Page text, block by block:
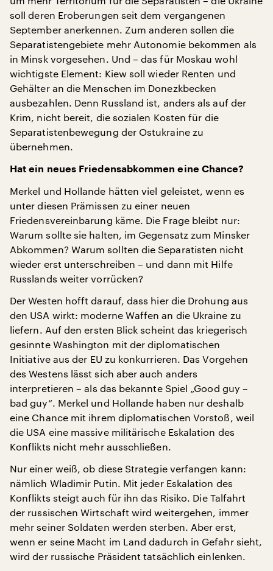
soll deren Eroberungen seit dem vergangenen
September anerkennen. Zum anderen sollen die
Separatistengebiete mehr Autonomie bekommen als
in Minsk vorgesehen. Und – das für Moskau wohl
wichtigste Element: Kiew soll wieder Renten und
Gehälter an die Menschen im Donezkbecken
ausbezahlen. Denn Russland ist, anders als auf der
Krim, nicht bereit, die sozialen Kosten für die
Separatistenbewegung der Ostukraine zu
übernehmen.
Hat ein neues Friedensabkommen eine Chance?
Merkel und Hollande hätten viel geleistet, wenn es
unter diesen Prämissen zu einer neuen
Friedensvereinbarung käme. Die Frage bleibt nur:
Warum sollte sie halten, im Gegensatz zum Minsker
Abkommen? Warum sollten die Separatisten nicht
wieder erst unterschreiben – und dann mit Hilfe
Russlands weiter vorrücken?
Der Westen hofft darauf, dass hier die Drohung aus
den USA wirkt: moderne Waffen an die Ukraine zu
liefern. Auf den ersten Blick scheint das kriegerisch
gesinnte Washington mit der diplomatischen
Initiative aus der EU zu konkurrieren. Das Vorgehen
des Westens lässt sich aber auch anders
interpretieren – als das bekannte Spiel „Good guy –
bad guy“. Merkel und Hollande haben nur deshalb
eine Chance mit ihrem diplomatischen Vorstoß, weil
die USA eine massive militärische Eskalation des
Konflikts nicht mehr ausschließen.
Nur einer weiß, ob diese Strategie verfangen kann:
nämlich Wladimir Putin. Mit jeder Eskalation des
Konflikts steigt auch für ihn das Risiko. Die Talfahrt
der russischen Wirtschaft wird weitergehen, immer
mehr seiner Soldaten werden sterben. Aber erst,
wenn er seine Macht im Land dadurch in Gefahr sieht,
wird der russische Präsident tatsächlich einlenken.